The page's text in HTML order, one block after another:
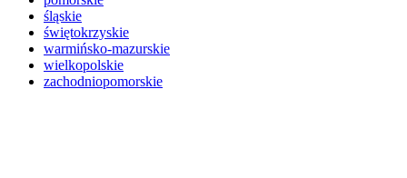
śląskie
świętokrzyskie
warmińsko-mazurskie
wielkopolskie
zachodniopomorskie